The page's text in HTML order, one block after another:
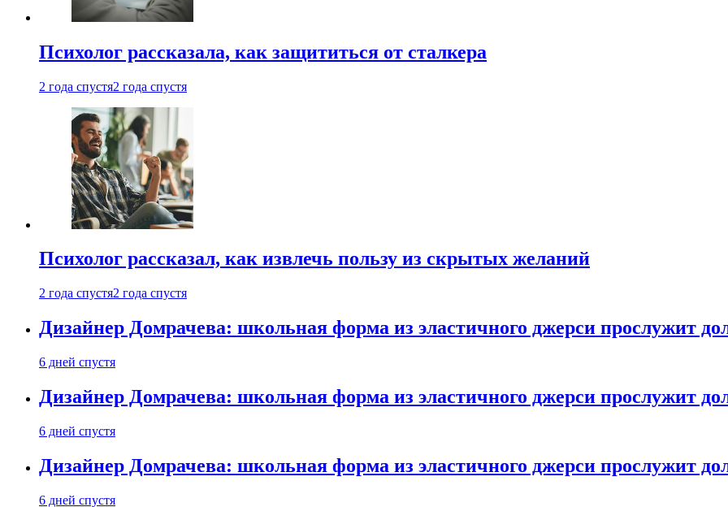
Психолог рассказала, как защититься от сталкера
2 года спустя2 года спустя
Психолог рассказал, как извлечь пользу из скрытых желаний
2 года спустя2 года спустя
Дизайнер Домрачева: школьная форма из эластичного джерси прослужит
6 дней спустя
Дизайнер Домрачева: школьная форма из эластичного джерси прослужит
6 дней спустя
Дизайнер Домрачева: школьная форма из эластичного джерси прослужит
6 дней спустя